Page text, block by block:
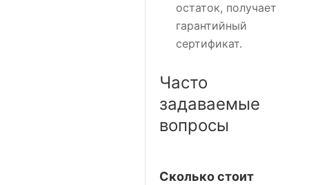
остаток, получает
гарантийный
сертификат.
Часто
задаваемые
вопросы
Сколько стоит